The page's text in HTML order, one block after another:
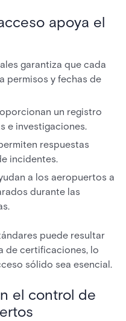
apoya el
garantiza que cada
permisos y fechas de
un registro
e investigaciones.
respuestas
incidentes.
a los aeropuertos a
durante las
puede resultar
de certificaciones, lo
sólido sea esencial.
el control de